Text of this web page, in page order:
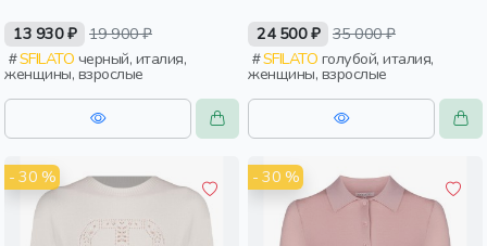
13 930 ₽ 19 900 ₽
SFILATO
женщины, взрослые
24 500 ₽ 35 000 ₽
SFILATO
женщины, взрослые
- 30 % - 30 %